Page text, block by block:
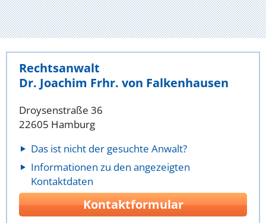
Rechtsanwalt
Dr. Joachim Frhr. von Falkenhausen
Droysenstraße 36
22605 Hamburg
Das ist nicht der gesuchte Anwalt?
Informationen zu den angezeigten
Kontaktdaten
Kontaktformular